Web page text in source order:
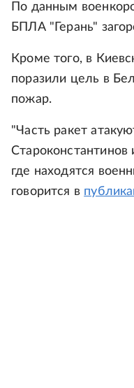
По данным
БПЛА "Герань"
Кроме того, в
поразили цель в
пожар.
"Часть ракет
где находятся
говорится в